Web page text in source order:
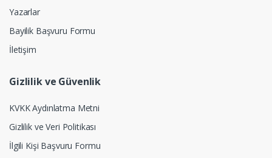
Yazarlar
Bayilik Başvuru Formu
İletişim
Gizlilik ve Güvenlik
KVKK Aydınlatma Metni
Gizlilik ve Veri Politikası
İlgili Kişi Başvuru Formu